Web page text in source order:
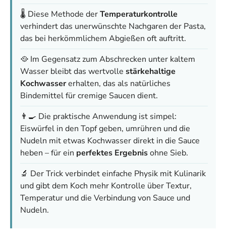
🌡️ Diese Methode derTemperaturkontrolle
verhindert das unerwünschte Nachgaren der Pasta,
das bei herkömmlichem Abgießen oft auftritt.
🥘 Im Gegensatz zum Abschrecken unter kaltem
Wasser bleibt das wertvolle stärkehaltige
Kochwassererhalten, das als natürliches
Bindemittel für cremige Saucen dient.
👨‍🍳 Die praktische Anwendung ist simpel:
Eiswürfel in den Topf geben, umrühren und die
Nudeln mit etwas Kochwasser direkt in die Sauce
heben – für ein perfektes Ergebnisohne Sieb.
🔬 Der Trick verbindet einfache Physik mit Kulinarik
und gibt dem Koch mehr Kontrolle über Textur,
Temperatur und die Verbindung von Sauce und
Nudeln.